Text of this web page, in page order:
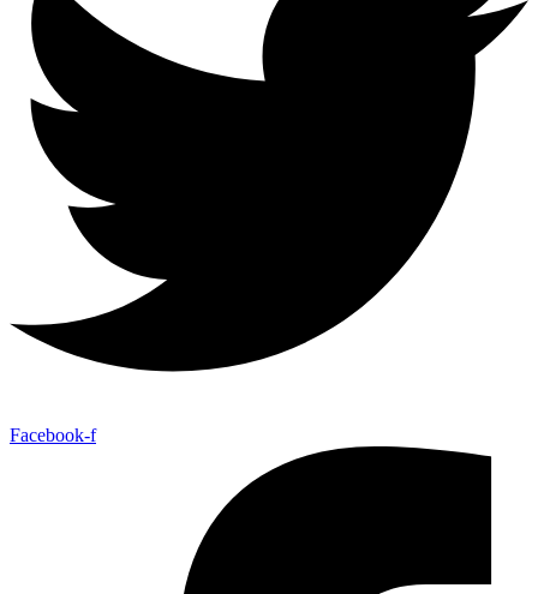
Facebook-f